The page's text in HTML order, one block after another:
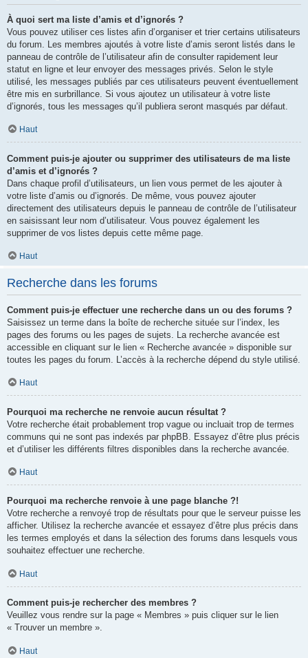
À quoi sert ma liste d’amis et d’ignorés ?
Vous pouvez utiliser ces listes afin d’organiser et trier certains utilisateurs
du forum. Les membres ajoutés à votre liste d’amis seront listés dans le
panneau de contrôle de l’utilisateur afin de consulter rapidement leur
statut en ligne et leur envoyer des messages privés. Selon le style
utilisé, les messages publiés par ces utilisateurs peuvent éventuellement
être mis en surbrillance. Si vous ajoutez un utilisateur à votre liste
d’ignorés, tous les messages qu’il publiera seront masqués par défaut.
Haut
Comment puis-je ajouter ou supprimer des utilisateurs de ma liste
d’amis et d’ignorés ?
Dans chaque profil d’utilisateurs, un lien vous permet de les ajouter à
votre liste d’amis ou d’ignorés. De même, vous pouvez ajouter
directement des utilisateurs depuis le panneau de contrôle de l’utilisateur
en saisissant leur nom d’utilisateur. Vous pouvez également les
supprimer de vos listes depuis cette même page.
Haut
Recherche dans les forums
Comment puis-je effectuer une recherche dans un ou des forums ?
Saisissez un terme dans la boîte de recherche située sur l’index, les
pages des forums ou les pages de sujets. La recherche avancée est
accessible en cliquant sur le lien « Recherche avancée » disponible sur
toutes les pages du forum. L’accès à la recherche dépend du style utilisé.
Haut
Pourquoi ma recherche ne renvoie aucun résultat ?
Votre recherche était probablement trop vague ou incluait trop de termes
communs qui ne sont pas indexés par phpBB. Essayez d’être plus précis
et d’utiliser les différents filtres disponibles dans la recherche avancée.
Haut
Pourquoi ma recherche renvoie à une page blanche ?!
Votre recherche a renvoyé trop de résultats pour que le serveur puisse les
afficher. Utilisez la recherche avancée et essayez d’être plus précis dans
les termes employés et dans la sélection des forums dans lesquels vous
souhaitez effectuer une recherche.
Haut
Comment puis-je rechercher des membres ?
Veuillez vous rendre sur la page « Membres » puis cliquer sur le lien
« Trouver un membre ».
Haut